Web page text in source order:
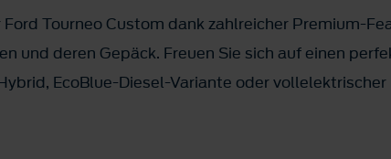
Tourneo Custom dank zahlreicher Premium-
und deren Gepäck. Freuen Sie sich auf einen
EcoBlue-Diesel-Variante oder vollelektrischer